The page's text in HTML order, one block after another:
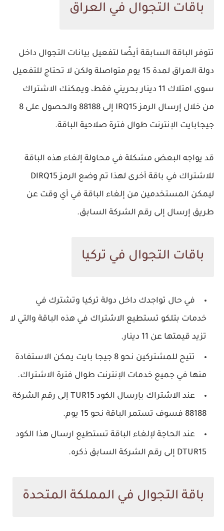
باقات التجوال في العراق
تتوفر الباقة السابقة أيضًا لتفعيل بيانات التجوال داخل
دولة العراق لمدة 15 يوم متواصلة ولكن لا تحتاج للتفعيل
سوى امتلاك 11 دينار بحريني فقط، ويمكنك الاشتراك
من خلال إرسال الرمز IRQ15 إلى 88188 والحصول على 8
جيجابايت الإنترنت طوال فترة صلاحية الباقة.
قد يواجه البعض مشكلة في محاولة إلغاء هذه الباقة
للاشتراك في باقة أخرى لهذا تم وضع الرمز DIRQ15
ليمكن المستخدمين من إلغاء الباقة في أي وقت عن
طريق إرسال إلى رقم الشركة السابق.
باقات التجوال في تركيا
في حال تواجدك داخل دولة تركيا وتشترك في
خدمات بتلكو تستطيع الاشتراك في هذه الباقة والتي لا
تزيد قيمتها عن 11 دينار.
تتيح للمشتركين نحو 8 جيجا بايت يمكن الاستفادة
منها في جميع خدمات الإنترنت طوال فترة الاشتراك.
عند الاشتراك بإرسال الكود TUR15 إلى رقم الشركة
88188 فسوف تستمر الباقة نحو 15 يوم.
عند الحاجة لإلغاء الباقة تستطيع ارسال هذا الكود
DTUR15 إلى رقم الشركة السابق ذكره.
باقة التجوال في المملكة المتحدة